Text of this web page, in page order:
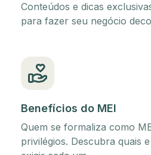
Conteúdos e dicas
para fazer seu negócio
Benefícios do MEI
Quem se formaliza como
privilégios. Descubra quais